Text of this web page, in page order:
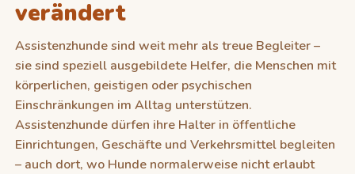
verändert
Assistenzhunde sind weit mehr als treue Begleiter –
sie sind speziell ausgebildete Helfer, die Menschen mit
körperlichen, geistigen oder psychischen
Einschränkungen im Alltag unterstützen.
Assistenzhunde dürfen ihre Halter in öffentliche
Einrichtungen, Geschäfte und Verkehrsmittel begleiten
– auch dort, wo Hunde normalerweise nicht erlaubt